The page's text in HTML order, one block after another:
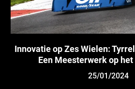
Innovatie op Zes Wielen:
Een Meesterwerk op
25/01/2024